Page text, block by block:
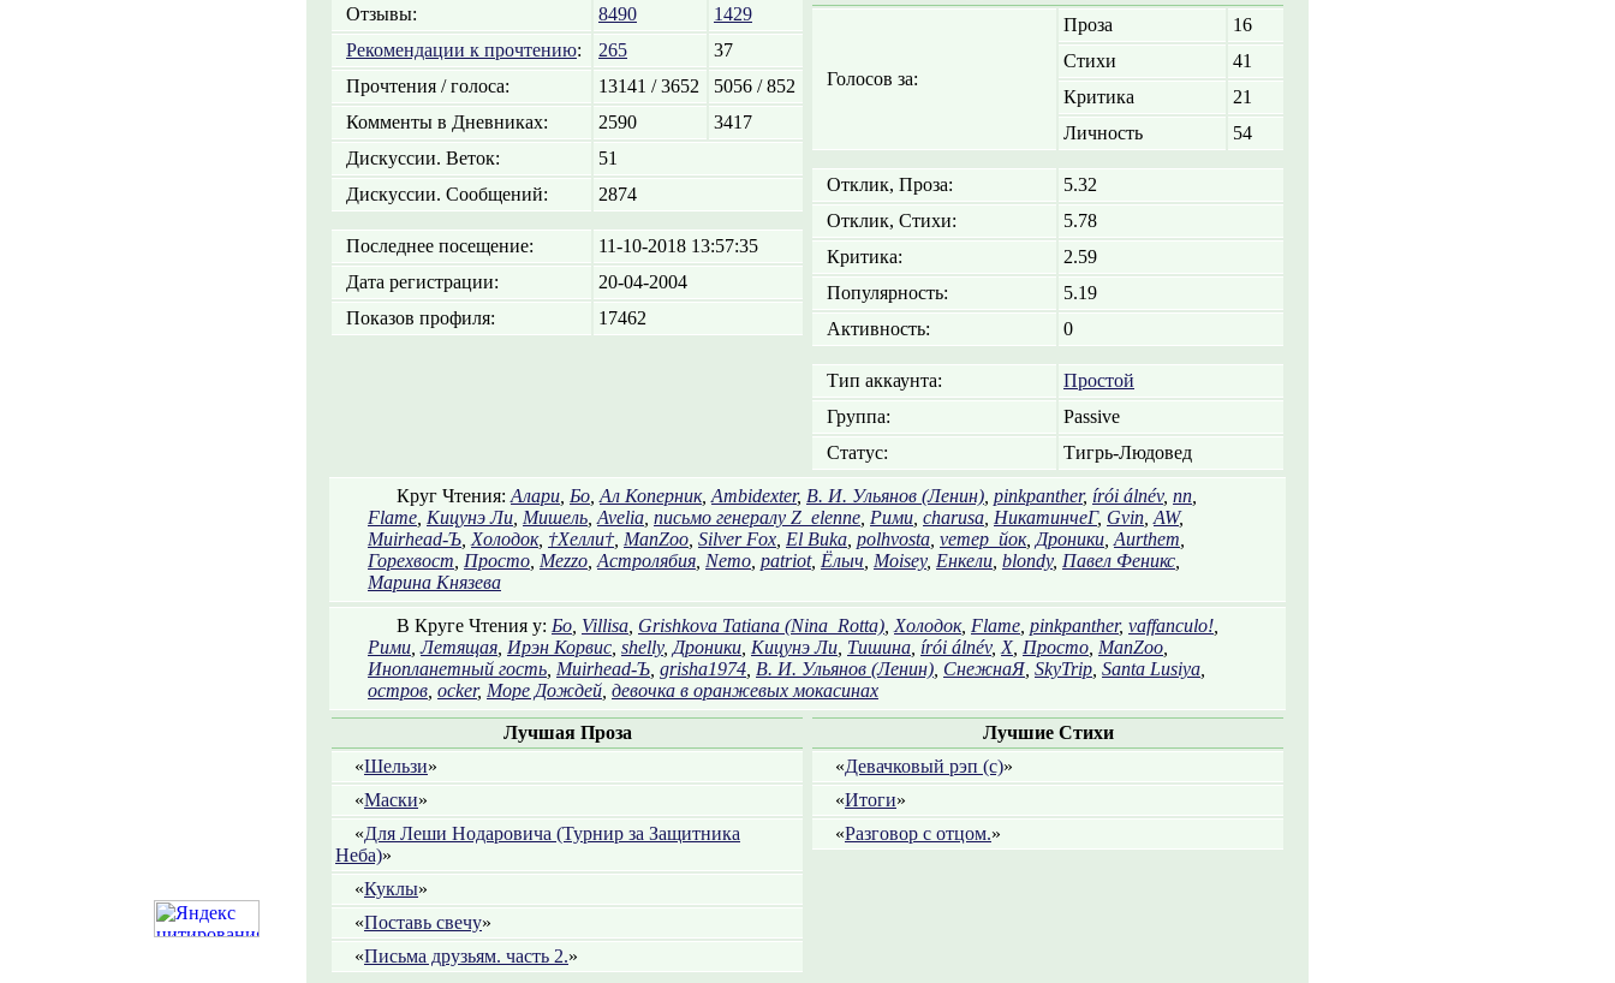
Отзывы: 8490
1429
Рекомендации к прочтению: 265
37
Прочтения / голоса:
13141 / 3652
5056 / 852
Комменты в Дневниках:
2590
3417
Дискуссии. Веток:
51
Дискуссии. Сообщений:
2874
Последнее посещение:
11-10-2018 13:57:35
Дата регистрации:
20-04-2004
Показов профиля:
17462
Голосов за:
Проза
16
Стихи
41
Критика
21
Личность
54
Отклик, Проза:
5.32
Отклик, Стихи:
5.78
Критика:
2.59
Популярность:
5.19
Активность:
0
Тип аккаунта:
Простой
Группа:
Passive
Статус:
Тигрь-Людовед
Круг Чтения: Алари Бо Ал Коперник, Ambidexter, В. И. Ульянов (Ленин) pinkpanther, írói álnév, nn
Flame Кицунэ Ли Мишель Avelia письмо генералу Z_elenne Рими charusa НикатинчеГ, Gvin AW,
Muirhead-Ъ Холодок, †Хелли†, ManZoo Silver Fox El Buka polhvosta vетер_йок, Дроники Aurthem
Горехвост Просто Mezzo Астролябия Nemo patriot, Ёлыч Moisey, Енкели blondy, Павел Феникс
Марина Князева
В Круге Чтения у: Бо Villisa Grishkova Tatiana (Nina_Rotta) Холодок, Flame pinkpanther, vaffanculo!
Рими ,Летящая Ирэн Корвис shelly, Дроники Кицунэ Ли Тишина írói álnév, X, Просто ManZoo
Инопланетный гость Muirhead-Ъ grisha1974 В. И. Ульянов (Ленин) СнежнаЯ SkyTrip Santa Lusiya
остров ocker, Море Дождей девочка в оранжевых мокасинах
Лучшая Проза
«Шельзи»
«Маски»
«Для Леши Нодаровича (Турнир за Защитника
Неба)»
«Куклы»
«Поставь свечу»
«Письма друзьям. часть 2.»
Лучшие Стихи
«Девачковый рэп (с)»
«Итоги»
«Разговор с отцом.»